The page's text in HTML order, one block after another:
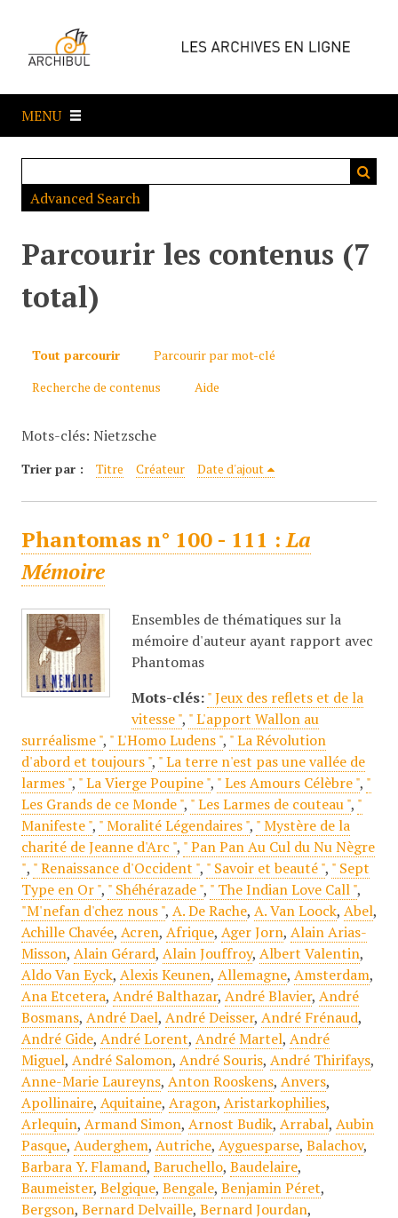
e
a
MENU
Advanced Search
Parcourir les contenus (7
total)
Tout parcourir
Parcourir par mot-clé
Recherche de contenus
Aide
Mots-clés: Nietzsche
Trier par : Titre Créateur Date d'ajout
Phantomas n° 100 - 111 :La
Mémoire
Ensembles de thématiques sur la
mémoire d'auteur ayant rapport avec
Phantomas
Mots-clés: " Jeux des reflets et de la
vitesse ", " L'apport Wallon au
surréalisme ", " L'Homo Ludens ", " La Révolution
d'abord et toujours ", " La terre n'est pas une vallée de
larmes ", " La Vierge Poupine ", " Les Amours Célèbre ", "
Les Grands de ce Monde ", " Les Larmes de couteau ", "
Manifeste ", " Moralité Légendaires ", " Mystère de la
charité de Jeanne d'Arc ", " Pan Pan Au Cul du Nu Nègre
", " Renaissance d'Occident ", " Savoir et beauté ", " Sept
Type en Or ", " Shéhérazade ", " The Indian Love Call ",
"M'nefan d'chez nous ", A. De Rache, A. Van Loock, Abel,
Achille Chavée, Acren, Afrique, Ager Jorn, Alain Arias-
Misson, Alain Gérard, Alain Jouffroy, Albert Valentin,
Aldo Van Eyck, Alexis Keunen, Allemagne, Amsterdam,
Ana Etcetera, André Balthazar, André Blavier, André
Bosmans, André Dael, André Deisser, André Frénaud,
André Gide, André Lorent, André Martel, André
Miguel, André Salomon, André Souris, André Thirifays,
Anne-Marie Laureyns, Anton Rooskens, Anvers,
Apollinaire, Aquitaine, Aragon, Aristarkophilies,
Arlequin, Armand Simon, Arnost Budik, Arrabal, Aubin
Pasque, Auderghem, Autriche, Ayguesparse, Balachov,
Barbara Y. Flamand, Baruchello, Baudelaire,
Baumeister, Belgique, Bengale, Benjamin Péret,
Bergson, Bernard Delvaille, Bernard Jourdan,